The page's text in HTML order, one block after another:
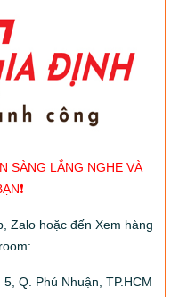
SÀNG LẮNG NGHE VÀ
Zalo hoặc đến Xem hàng
Q. Phú Nhuận, TP.HCM